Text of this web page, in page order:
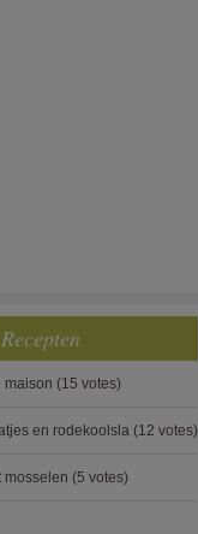
maison (15 votes)
en rodekoolsla (12 votes)
mosselen (5 votes)